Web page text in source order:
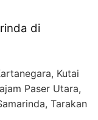
di
Kutai
Paser Utara,
Tarakan